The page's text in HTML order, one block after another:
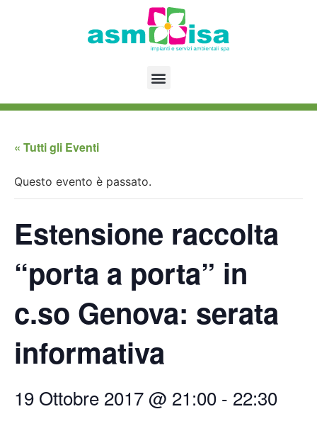
« Tutti gli Eventi
Questo evento è passato.
Estensione raccolta
“porta a porta” in
c.so Genova: serata
informativa
19 Ottobre 2017 @ 21:00 - 22:30